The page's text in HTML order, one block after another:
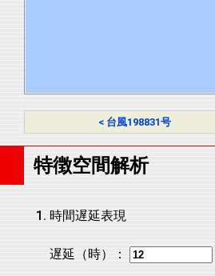
< 台風198831号
特徴空間解析
時間遅延表現
遅延（時）：